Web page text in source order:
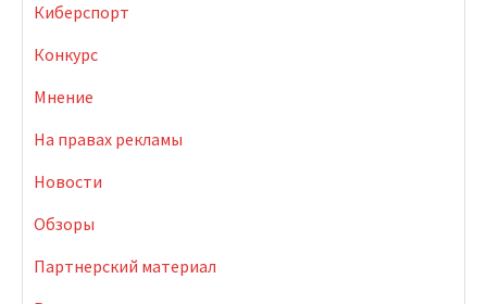
Киберспорт
Конкурс
Мнение
На правах рекламы
Новости
Обзоры
Партнерский материал